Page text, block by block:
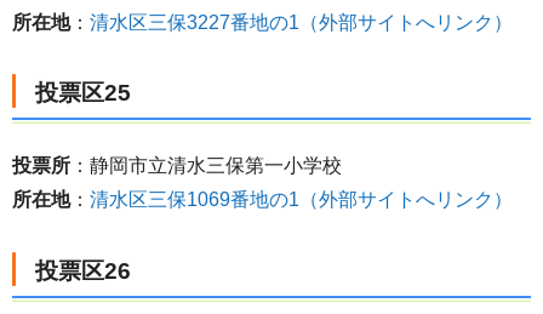
所在地： 清水区三保3227番地の1（外部サイトへリンク）
投票区25
投票所 ：静岡市立清水三保第一小学校
所在地： 清水区三保1069番地の1（外部サイトへリンク）
投票区26